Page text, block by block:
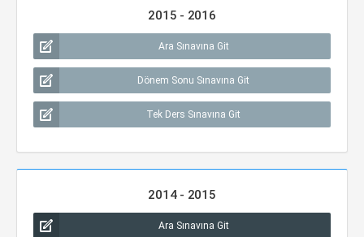
2015 - 2016
Ara Sınavına Git
Dönem Sonu Sınavına Git
Tek Ders Sınavına Git
2014 - 2015
Ara Sınavına Git